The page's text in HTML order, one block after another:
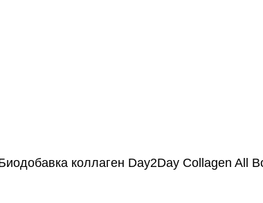
коллаген Day2Day Collagen All